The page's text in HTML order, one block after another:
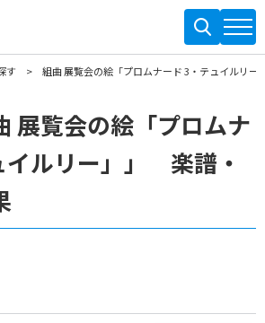
す 組曲 展覧会の絵「プロムナード 3・テュイルリー
展覧会の絵「プロムナ
イルリー」」 楽譜・